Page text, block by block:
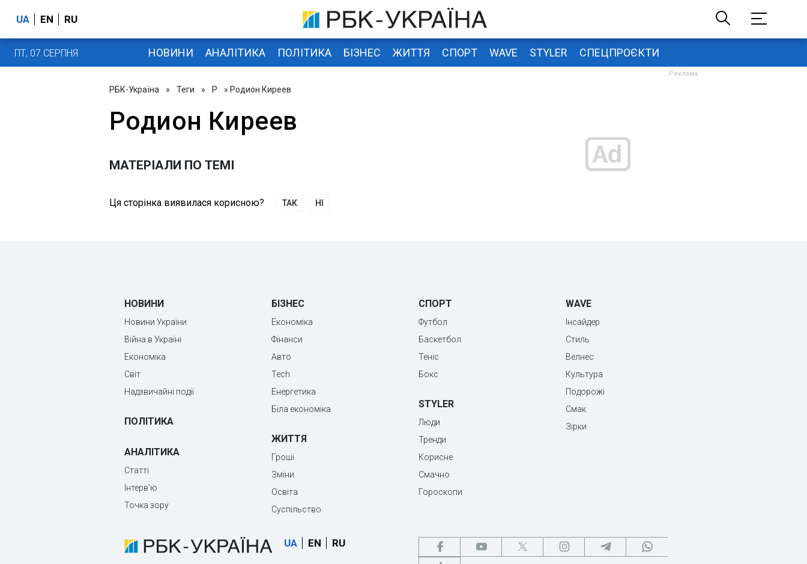
UA EN RU
ПТ, 07 СЕРПНЯ НОВИНИ АНАЛІТИКА ПОЛІТИКА БІЗНЕС ЖИТТЯ СПОРТ WAVE STYLER СПЕЦПРОЄКТИ
РБК-Україна » Теги » Р » Родион Киреев
Родион Киреев
МАТЕРІАЛИ ПО ТЕМІ
Ця сторінка виявилася корисною? ТАК НІ
НОВИНИ
Новини України
Війна в Україні
Економіка
Світ
Надзвичайні події
ПОЛІТИКА
АНАЛІТИКА
Статті
Інтерв'ю
Точка зору
БІЗНЕС
Економіка
Фінанси
Авто
Tech
Енергетика
Біла економіка
ЖИТТЯ
Гроші
Зміни
Освіта
Суспільство
СПОРТ
Футбол
Баскетбол
Теніс
Бокс
STYLER
Люди
Тренди
Корисне
Смачно
Гороскопи
WAVE
Інсайдер
Стиль
Велнес
Культура
Подорожі
Смак
Зірки
UA EN RU